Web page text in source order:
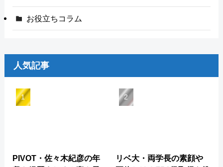
お役立ちコラム
人気記事
PIVOT・佐々木紀彦の年
リベ大・両学長の素顔や